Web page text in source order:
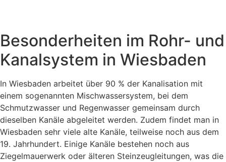
Besonderheiten im Rohr- und
Kanalsystem in Wiesbaden
In Wiesbaden arbeitet über 90 % der Kanalisation mit
einem sogenannten Mischwassersystem, bei dem
Schmutzwasser und Regenwasser gemeinsam durch
dieselben Kanäle abgeleitet werden. Zudem findet man in
Wiesbaden sehr viele alte Kanäle, teilweise noch aus dem
19. Jahrhundert. Einige Kanäle bestehen noch aus
Ziegelmauerwerk oder älteren Steinzeugleitungen, was die